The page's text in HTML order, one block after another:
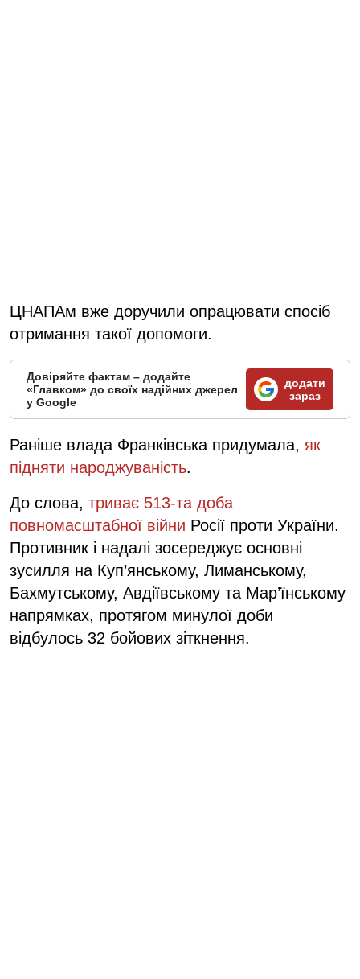
ЦНАПАм вже доручили опрацювати спосіб
отримання такої допомоги.
Довіряйте фактам – додайте
«Главком» до своїх надійних джерел
у Google
додати
зараз
Раніше влада Франківська придумала, як
підняти народжуваність.
До слова, триває 513-та доба
повномасштабної війни Росії проти України.
Противник і надалі зосереджує основні
зусилля на Куп’янському, Лиманському,
Бахмутському, Авдіївському та Мар’їнському
напрямках, протягом минулої доби
відбулось 32 бойових зіткнення.